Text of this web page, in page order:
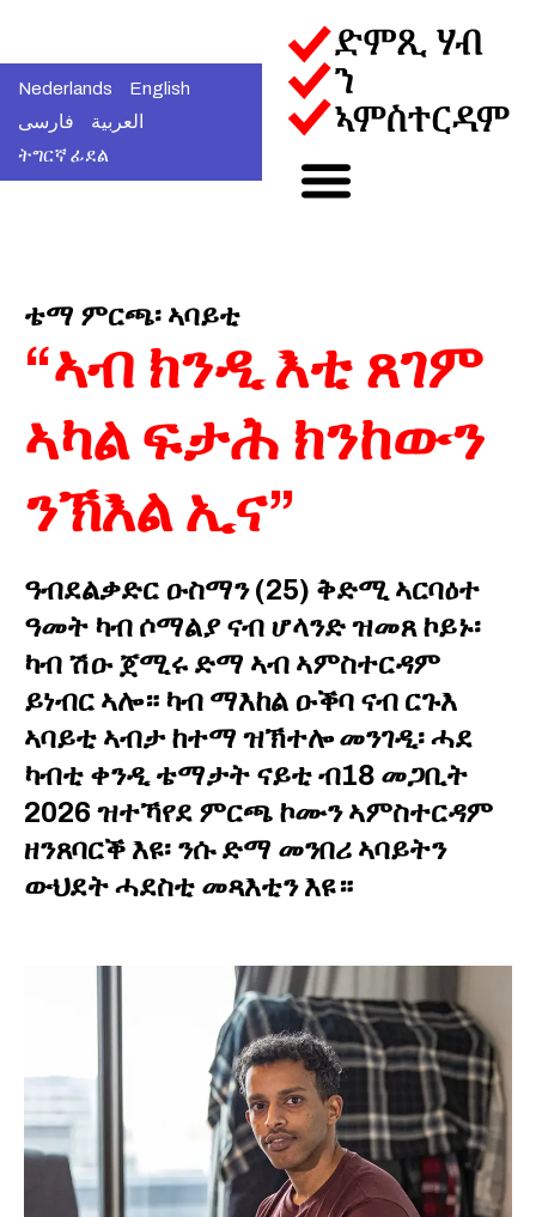
Nederlands English
فارسی
العربية
ትግርኛ ፊደል
ቴማ ምርጫ፡ ኣባይቲ
“ኣብ ክንዲ እቲ ጸገም
ኣካል ፍታሕ ክንከውን
ንኽእል ኢና”
ዓብደልቃድር ዑስማን (25) ቅድሚ ኣርባዕተ
ዓመት ካብ ሶማልያ ናብ ሆላንድ ዝመጸ ኮይኑ፡
ካብ ሽዑ ጀሚሩ ድማ ኣብ ኣምስተርዳም
ይነብር ኣሎ። ካብ ማእከል ዑቕባ ናብ ርጉእ
ኣባይቲ ኣብታ ከተማ ዝኽተሎ መንገዲ፡ ሓደ
ካብቲ ቀንዲ ቴማታት ናይቲ ብ18 መጋቢት
2026 ዝተኻየደ ምርጫ ኮሙን ኣምስተርዳም
ዘንጸባርቕ እዩ፡ ንሱ ድማ መንበሪ ኣባይትን
ውህደት ሓደስቲ መጻእቲን እዩ።